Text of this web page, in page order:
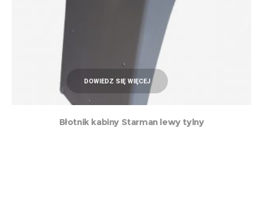
DOWIEDZ SIĘ WIĘCEJ
Błotnik kabiny Starman lewy tylny